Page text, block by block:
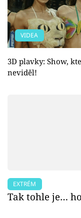
VIDEA
3D plavky: Show,
neviděl!
EXTRÉM
Tak tohle je…